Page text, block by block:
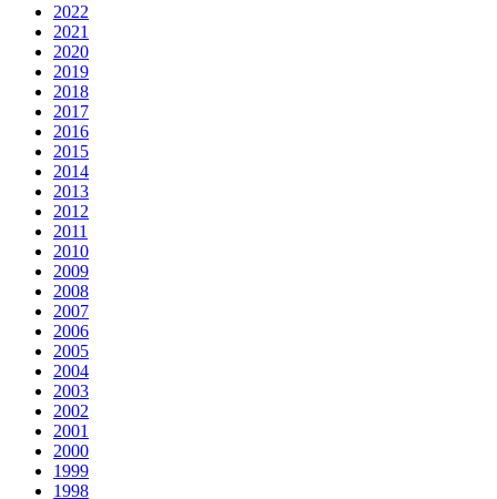
2022
2021
2020
2019
2018
2017
2016
2015
2014
2013
2012
2011
2010
2009
2008
2007
2006
2005
2004
2003
2002
2001
2000
1999
1998